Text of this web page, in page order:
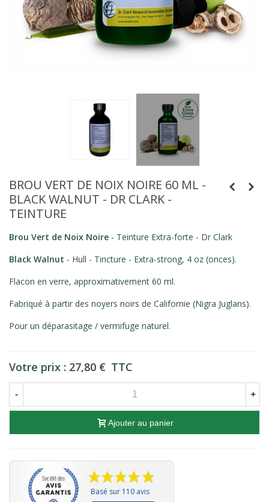
BROU VERT DE NOIX NOIRE 60 ML -
BLACK WALNUT - DR CLARK -
TEINTURE
Brou Vert de Noix Noire - Teinture Extra-forte - Dr Clark
Black Walnut - Hull - Tincture - Extra-strong, 4 oz (onces).
Flacon en verre, approximativement 60 ml.
Fabriqué à partir des noyers noirs de Californie (Nigra Juglans).
Pour un déparasitage / vermifuge naturel.
Votre prix : 27,80 € TTC
- +
Ajouter au panier
Basé sur 110 avis